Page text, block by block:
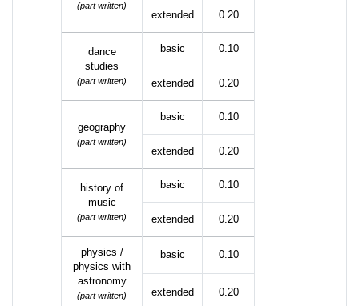
(part written)
extended 0.20
dance
studies
(part written)
basic 0.10
extended 0.20
geography
(part written)
basic 0.10
extended 0.20
history of
music
(part written)
basic 0.10
extended 0.20
physics /
physics with
astronomy
(part written)
basic 0.10
extended 0.20